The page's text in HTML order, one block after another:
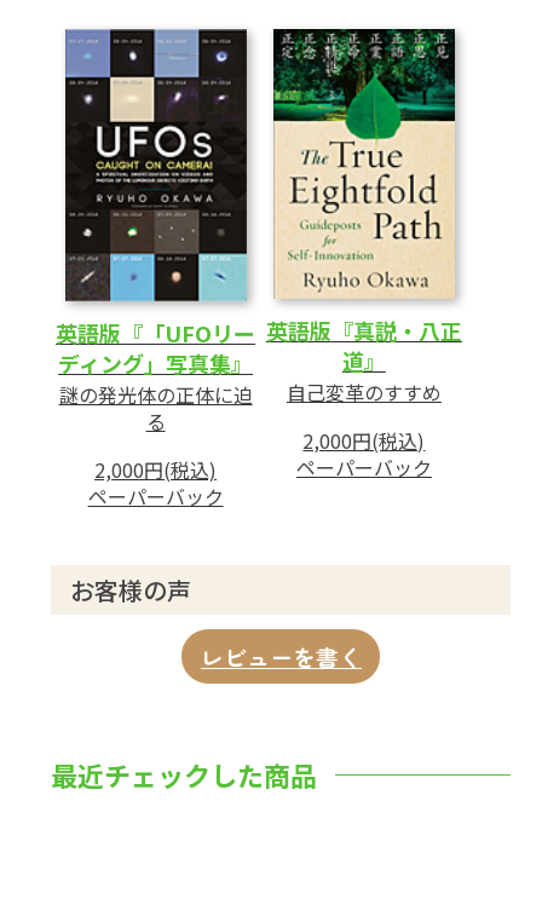
英語版『「UFOリー
ディング」写真集』
謎の発光体の正体に迫
る
2,000円(税込)
ペーパーバック
英語版『真説・八正
道』
自己変革のすすめ
2,000円(税込)
ペーパーバック
お客様の声
レビューを書く
最近チェックした商品